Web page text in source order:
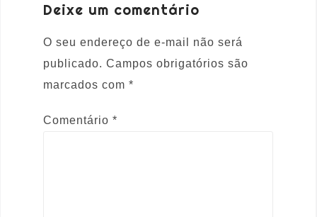
Deixe um comentário
O seu endereço de e-mail não será
publicado. Campos obrigatórios são
marcados com *
Comentário *